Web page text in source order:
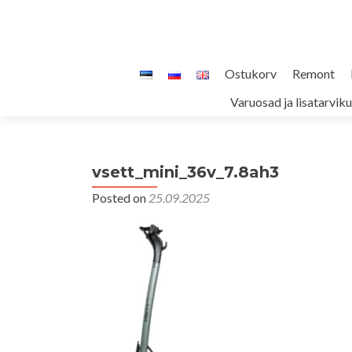
Ostukorv Remont
Varuosad ja
vsett_mini_36v_7.8ah3
Posted on 25.09.2025